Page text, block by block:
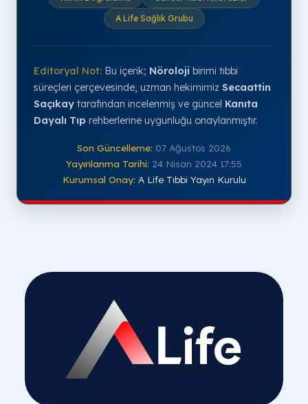
A Life Sağlık Grubu
Editoryal Not: Bu içerik; Nöroloji birimi tıbbi
süreçleri çerçevesinde, uzman hekimimiz Secaattin
Saçıkay tarafından incelenmiş ve güncel Kanıta
Dayalı Tıp rehberlerine uygunluğu onaylanmıştır.
Son Güncelleme: 07 Ağustos 2026
Yayınlanma Tarihi: 24 Nisan 2024 17:55
Kurumsal Onay: A Life Tıbbi Yayın Kurulu